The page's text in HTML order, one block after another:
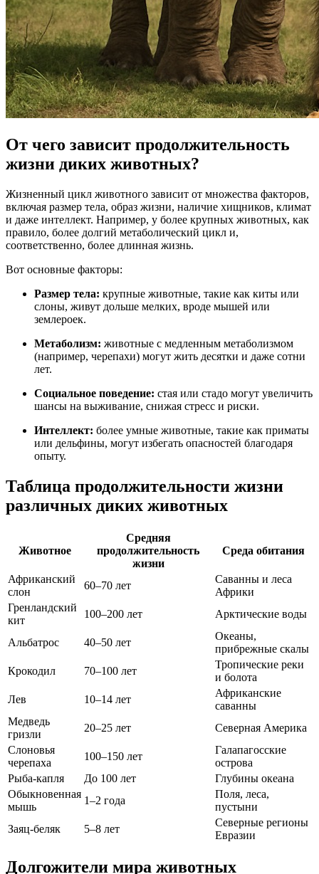
От чего зависит продолжительность
жизни диких животных?
Жизненный цикл животного зависит от множества факторов,
включая размер тела, образ жизни, наличие хищников, климат
и даже интеллект. Например, у более крупных животных, как
правило, более долгий метаболический цикл и,
соответственно, более длинная жизнь.
Вот основные факторы:
Размер тела: крупные животные, такие как киты или
слоны, живут дольше мелких, вроде мышей или
землероек.
Метаболизм: животные с медленным метаболизмом
(например, черепахи) могут жить десятки и даже сотни
лет.
Социальное поведение: стая или стадо могут увеличить
шансы на выживание, снижая стресс и риски.
Интеллект: более умные животные, такие как приматы
или дельфины, могут избегать опасностей благодаря
опыту.
Таблица продолжительности жизни
различных диких животных
Животное
Средняя
продолжительность
жизни
Среда обитания
Африканский
слон
60–70 лет
Саванны и леса
Африки
Гренландский
кит
100–200 лет Арктические воды
Альбатрос 40–50 лет
Океаны,
прибрежные скалы
Крокодил
70–100 лет
Тропические реки
и болота
Лев
10–14 лет
Африканские
саванны
Медведь
гризли
20–25 лет
Северная Америка
Слоновья
черепаха
100–150 лет
Галапагосские
острова
Рыба-капля
До 100 лет
Глубины океана
Обыкновенная
мышь
1–2 года
Поля, леса,
пустыни
Заяц-беляк
5–8 лет
Северные регионы
Евразии
Долгожители мира животных